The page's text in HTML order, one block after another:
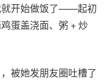
就开始做饭了——起初
蛋盖浇面、粥 + 炒
被她发朋友圈吐槽了